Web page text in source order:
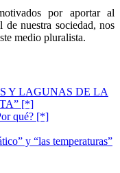
por aportar al
nuestra sociedad, nos
medio pluralista.
Y LAGUNAS DE LA
[*]
qué? [*]
y “las temperaturas”